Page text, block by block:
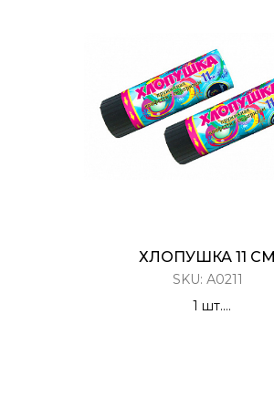
ХЛОПУШКА 11 СМ
SKU: А0211
1 шт.